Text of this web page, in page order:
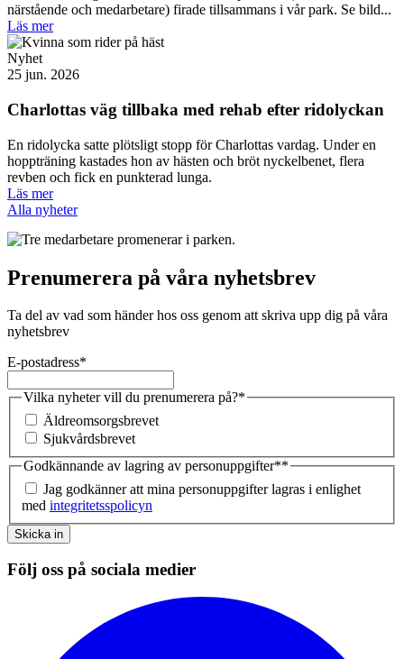
närstående och medarbetare) firade tillsammans i vår park. Se bild...
Läs mer
Nyhet
25 jun. 2026
Charlottas väg tillbaka med rehab efter ridolyckan
En ridolycka satte plötsligt stopp för Charlottas vardag. Under en
hoppträning kastades hon av hästen och bröt nyckelbenet, flera
revben och fick en punkterad lunga.
Läs mer
Alla nyheter
Prenumerera på våra nyhetsbrev
Ta del av vad som händer hos oss genom att skriva upp dig på våra
nyhetsbrev
E-postadress*
Vilka nyheter vill du prenumerera på?*
Äldreomsorgsbrevet
Sjukvårdsbrevet
Godkännande av lagring av personuppgifter**
Jag godkänner att mina personuppgifter lagras i enlighet
med integritetsspolicyn
Skicka in
Följ oss på sociala medier